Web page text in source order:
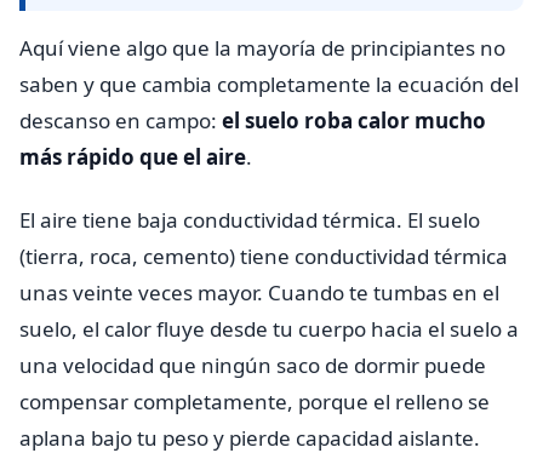
Aquí viene algo que la mayoría de principiantes no
saben y que cambia completamente la ecuación del
descanso en campo: el suelo roba calor mucho
más rápido que el aire.
El aire tiene baja conductividad térmica. El suelo
(tierra, roca, cemento) tiene conductividad térmica
unas veinte veces mayor. Cuando te tumbas en el
suelo, el calor fluye desde tu cuerpo hacia el suelo a
una velocidad que ningún saco de dormir puede
compensar completamente, porque el relleno se
aplana bajo tu peso y pierde capacidad aislante.